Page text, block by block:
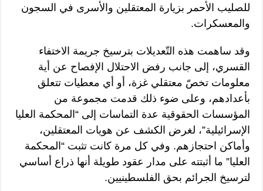
للصليب الأحمر بزيارة المعتقلين والأسرى في السجون
والمعسكرات.
وقد ساهمت هذه التّعديلات بترسيخ جريمة الاختفاء
القسري، إلى جانب رفض الاحتلال الإفصاح عن أية
معلومات تخصّ معتقلي غزة، أو أي معطيات تتعلق
بأعدادهم، وعلى ضوء ذلك قدمت مجموعة من
المؤسسات الحقوقية عدة التماسات إلى “المحكمة العليا
الإسرائيلية”، لغرض الكشف عن هويات المعتقلين،
وأماكن احتجازهم. وفي كل مرة كانت تثبت “المحكمة
العليا” ما أثبتته على مدار عقود طويلة أنها ذراع أساسي
لترسيخ الجرائم بحق الفلسطينيين.